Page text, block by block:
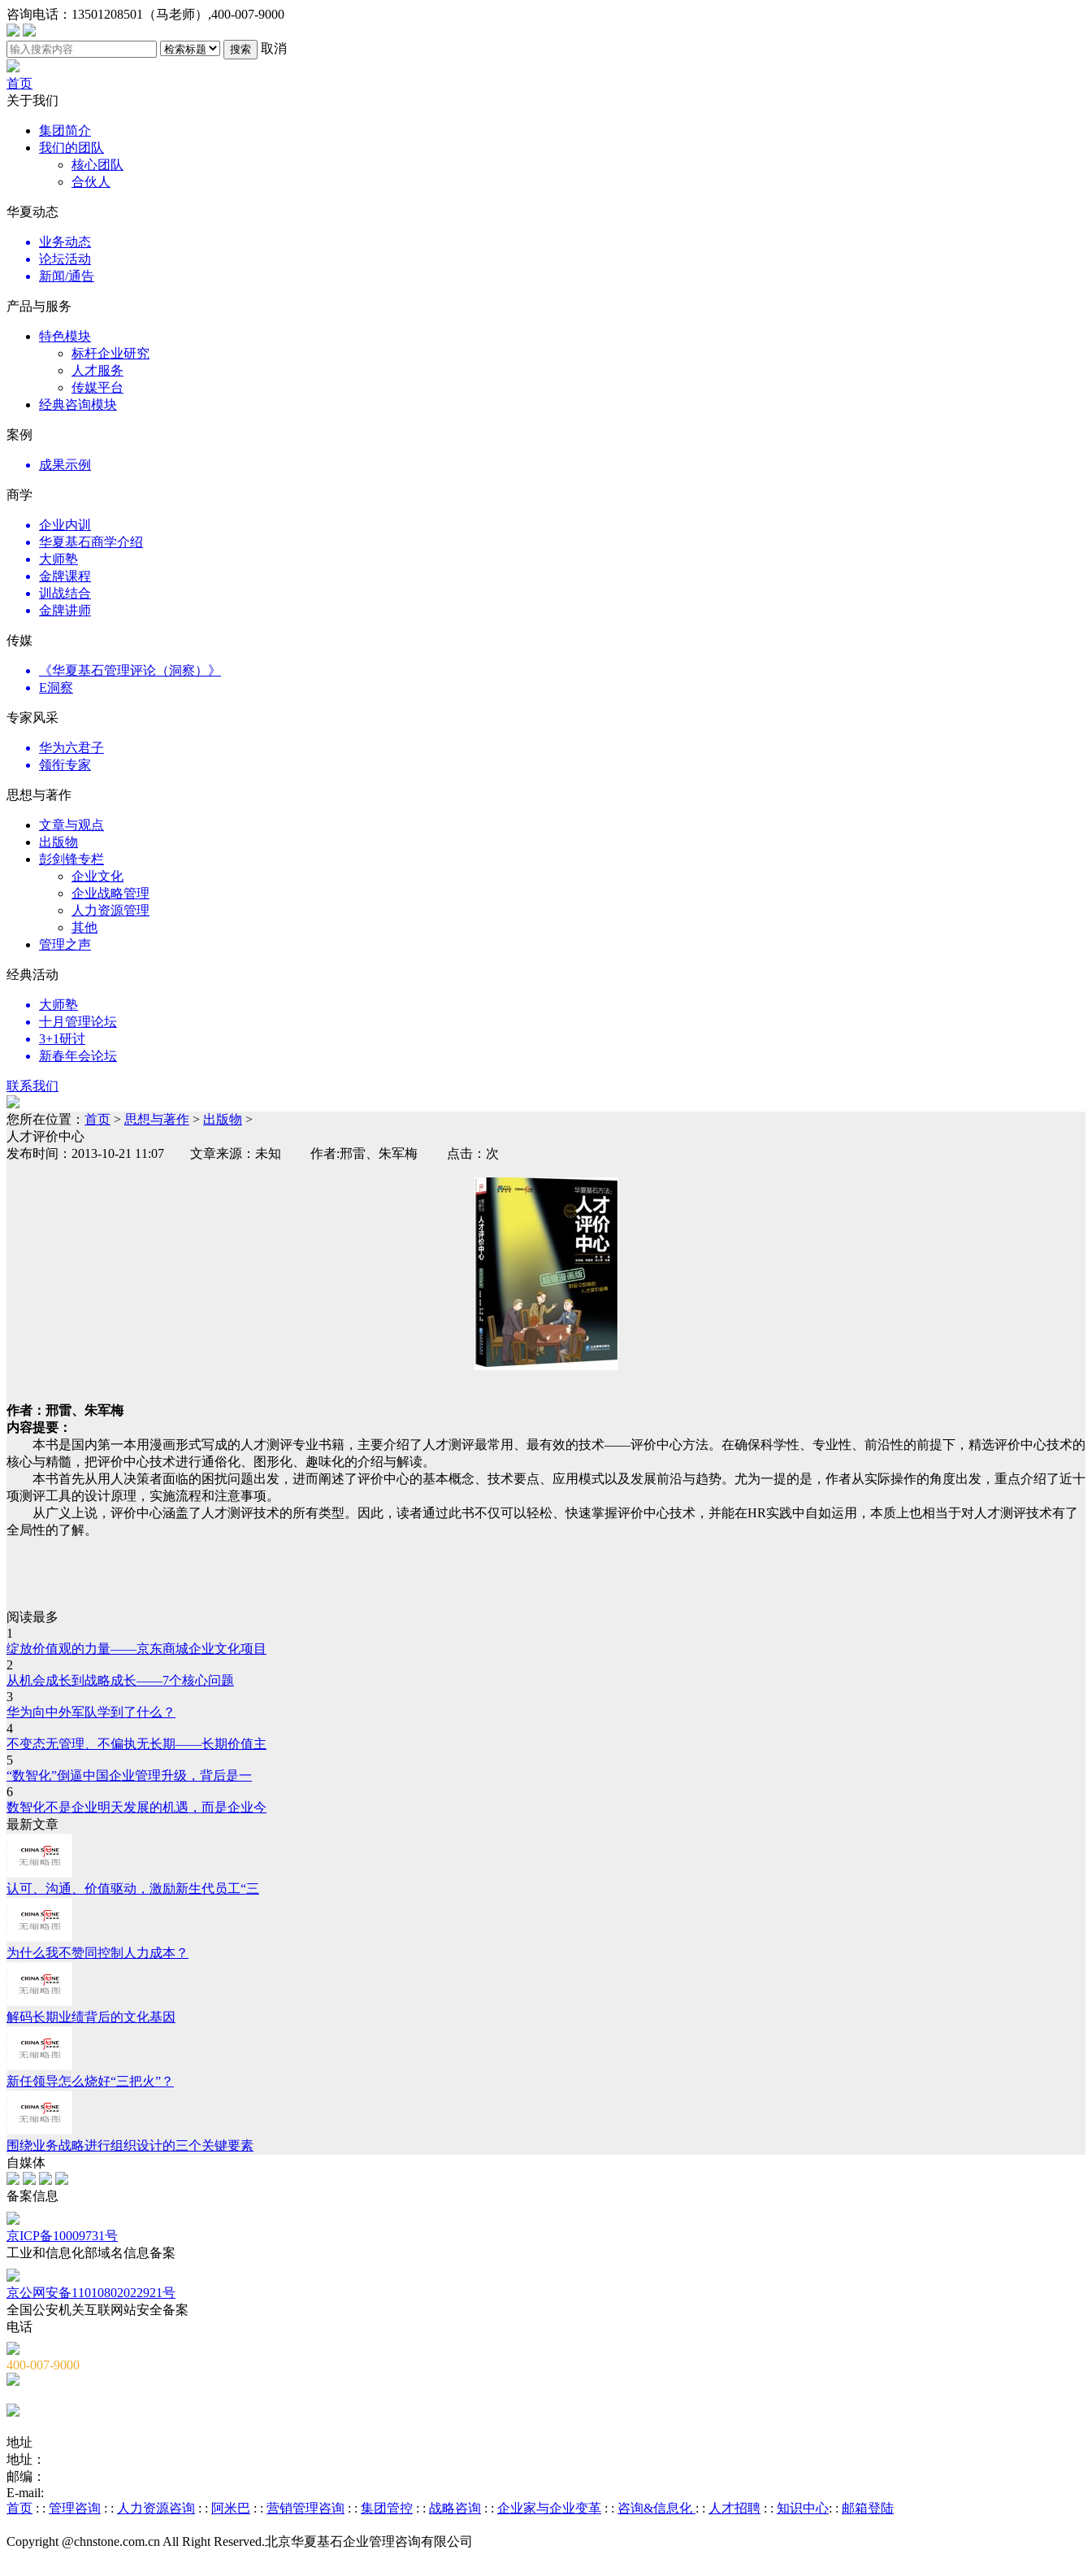
咨询电话： 13501208501（马老师）,400-007-9000
搜索 取消
首页
关于我们
集团简介
我们的团队
核心团队
合伙人
华夏动态
业务动态
论坛活动
新闻/通告
产品与服务
特色模块
标杆企业研究
人才服务
传媒平台
经典咨询模块
案例
成果示例
商学
企业内训
华夏基石商学介绍
大师塾
金牌课程
训战结合
金牌讲师
传媒
《华夏基石管理评论（洞察）》
E洞察
专家风采
华为六君子
领衔专家
思想与著作
文章与观点
出版物
彭剑锋专栏
企业文化
企业战略管理
人力资源管理
其他
管理之声
经典活动
大师塾
十月管理论坛
3+1研讨
新春年会论坛
联系我们
您所在位置： 首页 > 思想与著作 > 出版物 >
人才评价中心
发布时间：2013-10-21 11:07 文章来源：未知 作者:邢雷、朱军梅 点击：次
作者：邢雷、朱军梅
内容提要：
本书是国内第一本用漫画形式写成的人才测评专业书籍，主要介绍了人才测评最常用、最有效的技术——评价中心方法。在确保科学性、专业性、前沿性的前提下，精选评价中心技术的
核心与精髓，把评价中心技术进行通俗化、图形化、趣味化的介绍与解读。
本书首先从用人决策者面临的困扰问题出发，进而阐述了评价中心的基本概念、技术要点、应用模式以及发展前沿与趋势。尤为一提的是，作者从实际操作的角度出发，重点介绍了近十
项测评工具的设计原理，实施流程和注意事项。
从广义上说，评价中心涵盖了人才测评技术的所有类型。因此，读者通过此书不仅可以轻松、快速掌握评价中心技术，并能在HR实践中自如运用，本质上也相当于对人才测评技术有了
全局性的了解。
阅读最多
1
绽放价值观的力量——京东商城企业文化项目
2
从机会成长到战略成长——7个核心问题
3
华为向中外军队学到了什么？
4
不变态无管理、不偏执无长期——长期价值主
5
“数智化”倒逼中国企业管理升级，背后是一
6
数智化不是企业明天发展的机遇，而是企业今
最新文章
认可、沟通、价值驱动，激励新生代员工“三
为什么我不赞同控制人力成本？
解码长期业绩背后的文化基因
新任领导怎么烧好“三把火”？
围绕业务战略进行组织设计的三个关键要素
自媒体
备案信息
京ICP备10009731号
工业和信息化部域名信息备案
京公网安备11010802022921号
全国公安机关互联网站安全备案
电话
400-007-9000
地址
地址：
邮编：
E-mail:
首页 : : 管理咨询 : : 人力资源咨询 : : 阿米巴 : : 营销管理咨询 : : 集团管控 : : 战略咨询 : : 企业家与企业变革 : : 咨询&信息化 : : 人才招聘 : : 知识中心: : 邮箱登陆
Copyright @chnstone.com.cn All Right Reserved.北京华夏基石企业管理咨询有限公司